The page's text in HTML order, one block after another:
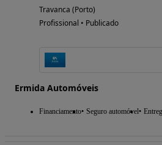
Travanca (Porto)
Profissional • Publicado
Ermida Automóveis
Financiamento Seguro automóvel